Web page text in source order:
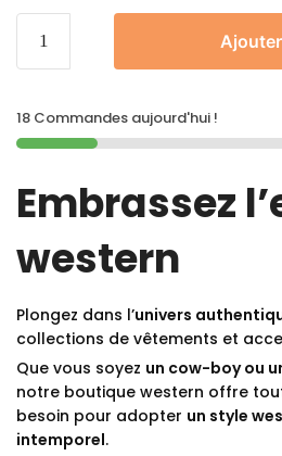
18 Commandes aujourd'hui !
Embrassez
western
Plongez dans l’univers
collections de vêtements et
Que vous soyez un cow-boy ou
notre boutique western offre
besoin pour adopter un style
intemporel.